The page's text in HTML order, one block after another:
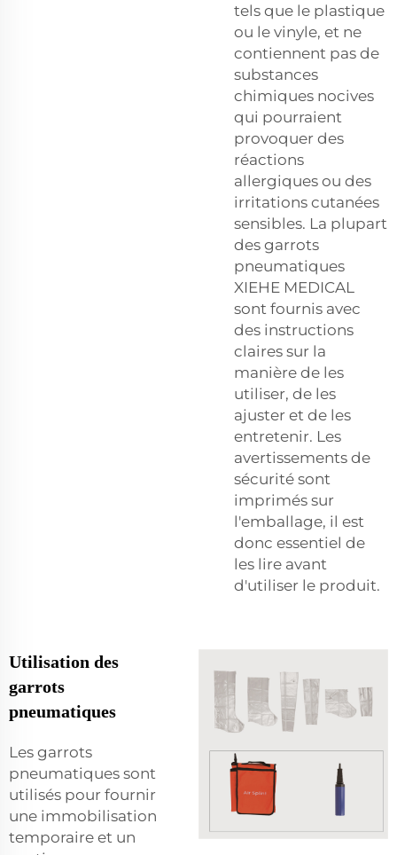
tels que le plastique
ou le vinyle, et ne
contiennent pas de
substances
chimiques nocives
qui pourraient
provoquer des
réactions
allergiques ou des
irritations cutanées
sensibles. La plupart
des garrots
pneumatiques
XIEHE MEDICAL
sont fournis avec
des instructions
claires sur la
manière de les
utiliser, de les
ajuster et de les
entretenir. Les
avertissements de
sécurité sont
imprimés sur
l'emballage, il est
donc essentiel de
les lire avant
d'utiliser le produit.
Utilisation des
garrots
pneumatiques
Les garrots
pneumatiques sont
utilisés pour fournir
une immobilisation
temporaire et un